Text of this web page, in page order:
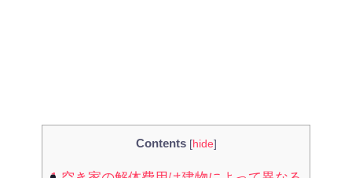
Contents [hide]